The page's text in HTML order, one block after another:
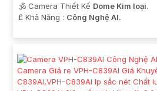
🕉️ Camera Thiết Kế Dome Kim loại.
️₤ Khả Năng : Công Nghệ AI.